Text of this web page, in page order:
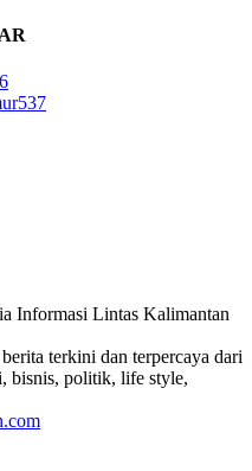
537
Lintas Kalimantan
terkini dan terpercaya dari
bisnis, politik, life style,